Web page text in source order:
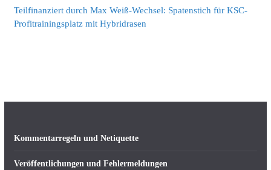
Teilfinanziert durch Max Weiß-Wechsel: Spatenstich für KSC-
Profitrainingsplatz mit Hybridrasen
Kommentarregeln und Netiquette
Veröffentlichungen und Fehlermeldungen